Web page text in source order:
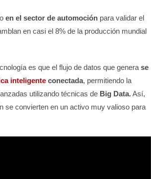
en el sector de automociónpara validar el
en casi el 8% de la producción mundial
es que el flujo de datos que genera se
inteligenteconectada, permitiendo la
utilizando técnicas deBig Data.Así,
se convierten en un activo muy valioso para